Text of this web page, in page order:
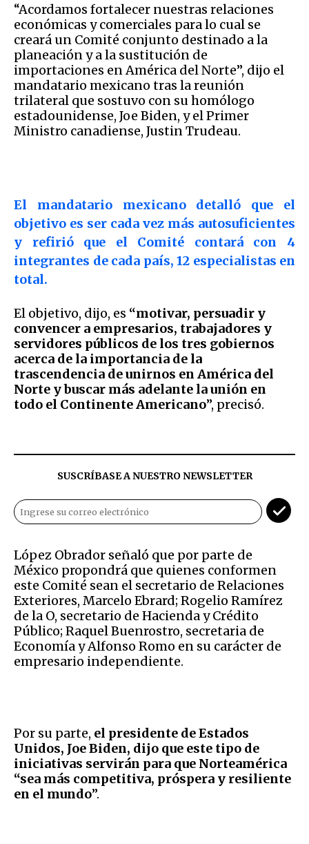
“Acordamos fortalecer nuestras relaciones
económicas y comerciales para lo cual se
creará un Comité conjunto destinado a la
planeación y a la sustitución de
importaciones en América del Norte”, dijo el
mandatario mexicano tras la reunión
trilateral que sostuvo con su homólogo
estadounidense, Joe Biden, y el Primer
Ministro canadiense, Justin Trudeau.
El mandatario mexicano detalló que el
objetivo es ser cada vez más autosuficientes
y refirió que el Comité contará con 4
integrantes de cada país, 12 especialistas en
total.
El objetivo, dijo, es “motivar, persuadir y
convencer a empresarios, trabajadores y
servidores públicos de los tres gobiernos
acerca de la importancia de la
trascendencia de unirnos en América del
Norte y buscar más adelante la unión en
todo el Continente Americano”, precisó.
SUSCRÍBASE A NUESTRO NEWSLETTER
López Obrador señaló que por parte de
México propondrá que quienes conformen
este Comité sean el secretario de Relaciones
Exteriores, Marcelo Ebrard; Rogelio Ramírez
de la O, secretario de Hacienda y Crédito
Público; Raquel Buenrostro, secretaria de
Economía y Alfonso Romo en su carácter de
empresario independiente.
Por su parte, el presidente de Estados
Unidos, Joe Biden, dijo que este tipo de
iniciativas servirán para que Norteamérica
“sea más competitiva, próspera y resiliente
en el mundo”.